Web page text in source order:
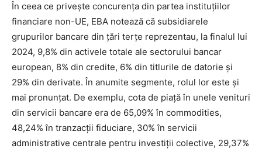
În ceea ce privește concurența din partea instituțiilor
financiare non-UE, EBA notează că subsidiarele
grupurilor bancare din țări terțe reprezentau, la finalul lui
2024, 9,8% din activele totale ale sectorului bancar
european, 8% din credite, 6% din titlurile de datorie și
29% din derivate. În anumite segmente, rolul lor este și
mai pronunțat. De exemplu, cota de piață în unele venituri
din servicii bancare era de 65,09% în commodities,
48,24% în tranzacții fiduciare, 30% în servicii
administrative centrale pentru investiții colective, 29,37%